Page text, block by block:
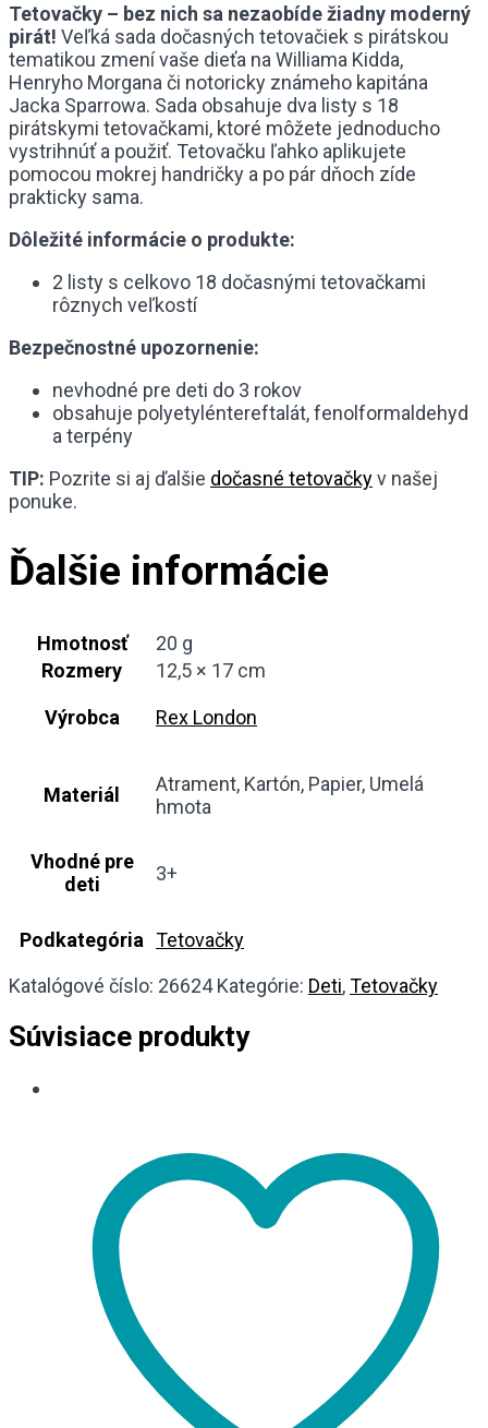
Tetovačky – bez nich sa nezaobíde žiadny moderný
pirát! Veľká sada dočasných tetovačiek s pirátskou
tematikou zmení vaše dieťa na Williama Kidda,
Henryho Morgana či notoricky známeho kapitána
Jacka Sparrowa. Sada obsahuje dva listy s 18
pirátskymi tetovačkami, ktoré môžete jednoducho
vystrihnúť a použiť. Tetovačku ľahko aplikujete
pomocou mokrej handričky a po pár dňoch zíde
prakticky sama.
Dôležité informácie o produkte:
2 listy s celkovo 18 dočasnými tetovačkami
rôznych veľkostí
Bezpečnostné upozornenie:
nevhodné pre deti do 3 rokov
obsahuje polyetyléntereftalát, fenolformaldehyd
a terpény
TIP: Pozrite si aj ďalšie dočasné tetovačkyv našej
ponuke.
Ďalšie informácie
Hmotnosť
20 g
Rozmery
12,5 × 17 cm
Výrobca Rex London
Materiál
Atrament, Kartón, Papier, Umelá
hmota
Vhodné pre
deti
3+
Podkategória Tetovačky
Katalógové číslo: 26624 Kategórie: Deti,Tetovačky
Súvisiace produkty